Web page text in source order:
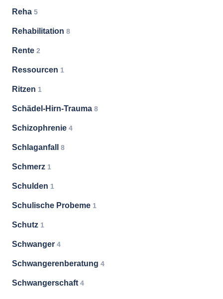
Reha 5
Rehabilitation 8
Rente 2
Ressourcen 1
Ritzen 1
Schädel-Hirn-Trauma 8
Schizophrenie 4
Schlaganfall 8
Schmerz 1
Schulden 1
Schulische Probeme 1
Schutz 1
Schwanger 4
Schwangerenberatung 4
Schwangerschaft 4